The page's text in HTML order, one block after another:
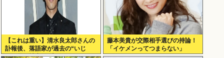
【これは重い】清水良太郎さんの
訃報後、落語家が過去の“いじ
め・暴行被害”を告発
藤本美貴が交際相手選びの持論！
「イケメンってつまらない」